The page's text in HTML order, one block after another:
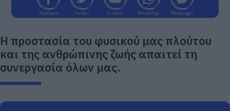
Facebook Twitter E-mail WhatsApp Messenger
Η προστασία του φυσικού μας πλούτου
και της ανθρώπινης ζωής απαιτεί τη
συνεργασία όλων μας.